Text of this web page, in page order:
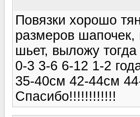
Повязки хорошо
размеров шапочек,
шьет, выложу
0-3 3-6 6-12 1-2
35-40см 42-44см
Спасибо!!!!!!!!!!!!